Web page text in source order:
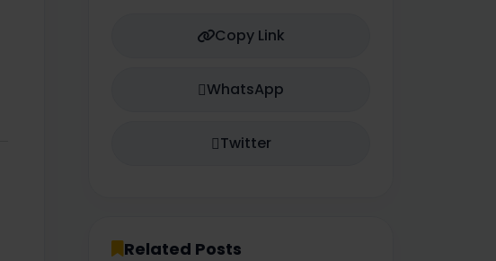
Intensified
Socio-Economic Impacts
Copy Link
WhatsApp
Twitter
Related Posts